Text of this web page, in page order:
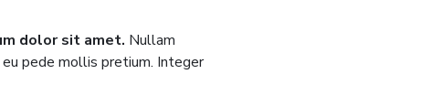
dolor sit amet. Nullam
pede mollis pretium. Integer